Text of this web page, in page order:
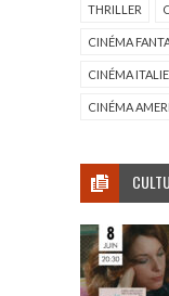
THRILLER
CINÉMA
CINÉMA
CINÉMA